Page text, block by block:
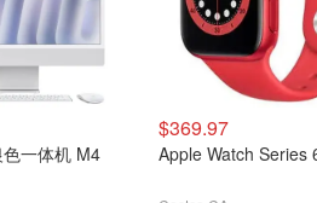
一体机 M4
$369.97
Apple Watch Series